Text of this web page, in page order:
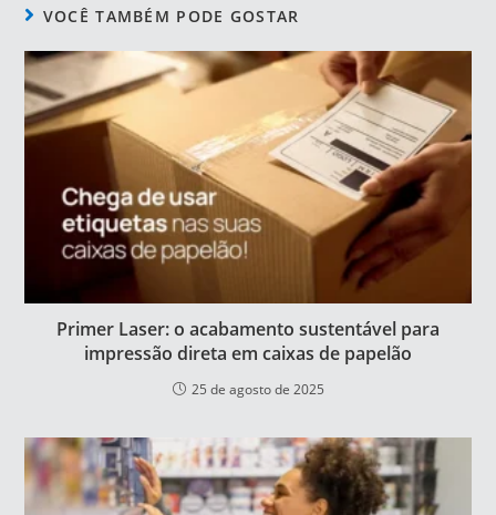
VOCÊ TAMBÉM PODE GOSTAR
Primer Laser: o acabamento sustentável para
impressão direta em caixas de papelão
25 de agosto de 2025